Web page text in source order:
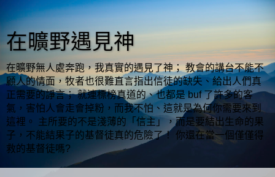
在曠野遇見神
在曠野無人處奔跑，我真實的遇見了神； 教會的講台不能不
顧人的情面，牧者也很難直言指出信徒的缺失、給出人們真
正需要的諍言； 就連標榜真道的、也都是 buf 了許多的客
氣，害怕人會走會掉粉，而我不怕、這就是為何你需要來到
這裡。 主所要的不是淺薄的「信主」，而是要結出生命的果
子，不能結果子的基督徒真的危險了！ 你還在當一個僅僅得
救的基督徒嗎?